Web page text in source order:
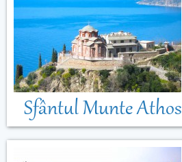
Sfântul Munte Athos